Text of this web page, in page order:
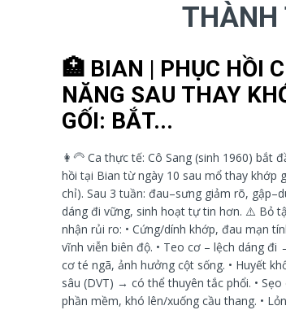
THÀNH
🏥 BIAN | PHỤC HỒI
NĂNG SAU THAY
GỐI: BẮT...
👩‍🦳 Ca thực tế: Cô Sang (sinh 1960) bắt
hồi tại Bian từ ngày 10 sau mổ thay khớp
chỉ). Sau 3 tuần: đau–sưng giảm rõ,
dáng đi vững, sinh hoạt tự tin hơn. ⚠️ Bỏ tập = chấp
nhận rủi ro: • Cứng/dính khớp, đau mạn
vĩnh viễn biên độ. • Teo cơ – lệch dáng đi
cơ té ngã, ảnh hưởng cột sống. • Huyết
sâu (DVT) → có thể thuyên tắc phổi. •
phần mềm, khó lên/xuống cầu thang. •